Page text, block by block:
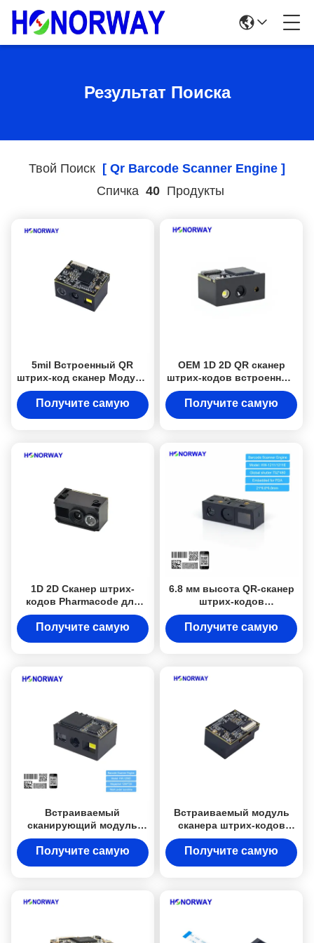
Результат Поиска
Твой Поиск [ Qr Barcode Scanner Engine ]
Спичка 40 Продукты
5mil Встроенный QR
штрих-код сканер Модуль
двигателя UART USB
интерфейс IEC61000
Получите самую
OEM 1D 2D QR сканер
штрих-кодов встроенный
модуль OCR MRZ для
паспорта
Получите самую
1D 2D Сканер штрих-
кодов Pharmacode для
киосков и IoT-устройств
Получите самую
6.8 мм высота QR-сканер
штрих-кодов
Ультратонкий для КПК и
IoT устройств
Получите самую
Встраиваемый
сканирующий модуль
OEM для изображений с
QR-кодом, антибликовый
Получите самую
Встраиваемый модуль
сканера штрих-кодов
Ingenic MCU, мини-сканер
1D 2D QR-кодов
Получите самую